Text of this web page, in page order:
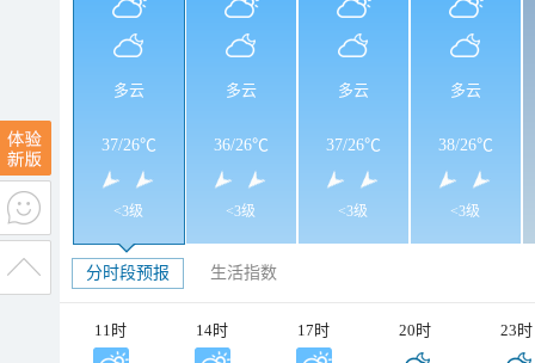
多云
37/26℃
<3级
多云
36/26℃
<3级
多云
37/26℃
<3级
多云
38/26℃
<3级
分时段预报 生活指数
11时 14时 17时 20时 23时